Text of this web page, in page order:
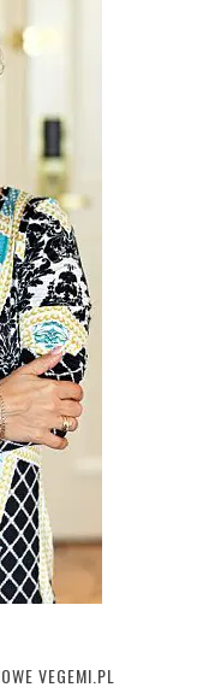
VEGEMI.PL